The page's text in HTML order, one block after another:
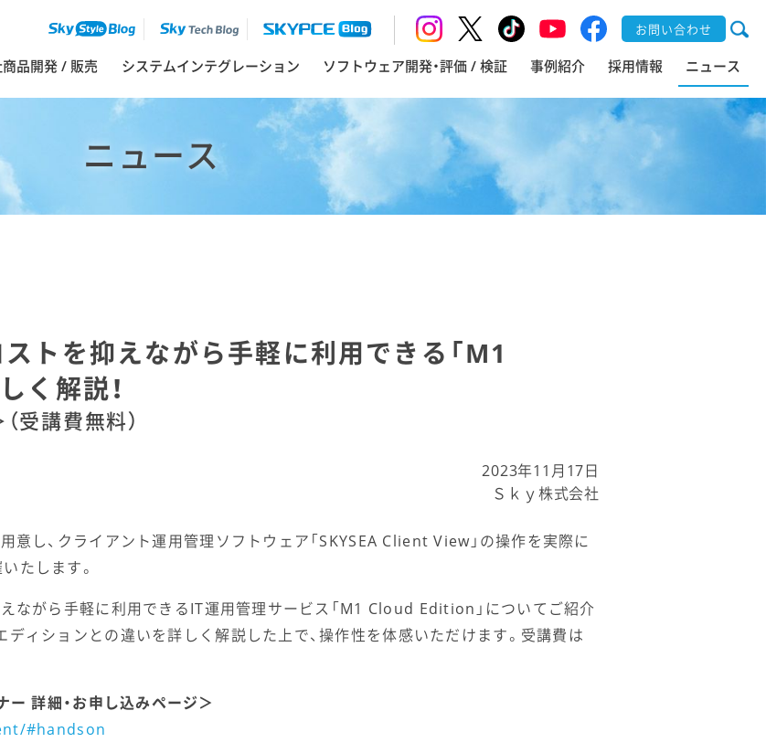
お問い合わせ
商品開発 / 販売 システムインテグレーション ソフトウェア開発・評価 / 検証 事例紹介 採用情報 ニュース
ニュース
ストを抑えながら手軽に利用できる「M1
解説！
受講費無料）
2023年11月17日
Ｓｋｙ株式会社
意し、クライアント運用管理ソフトウェア「SKYSEA Client View」の操作を実際に
たします。
ながら手軽に利用できるIT運用管理サービス「M1 Cloud Edition」についてご紹介
ディションとの違いを詳しく解説した上で、操作性を体感いただけます。受講費は
詳細・お申し込みページ＞
#handson